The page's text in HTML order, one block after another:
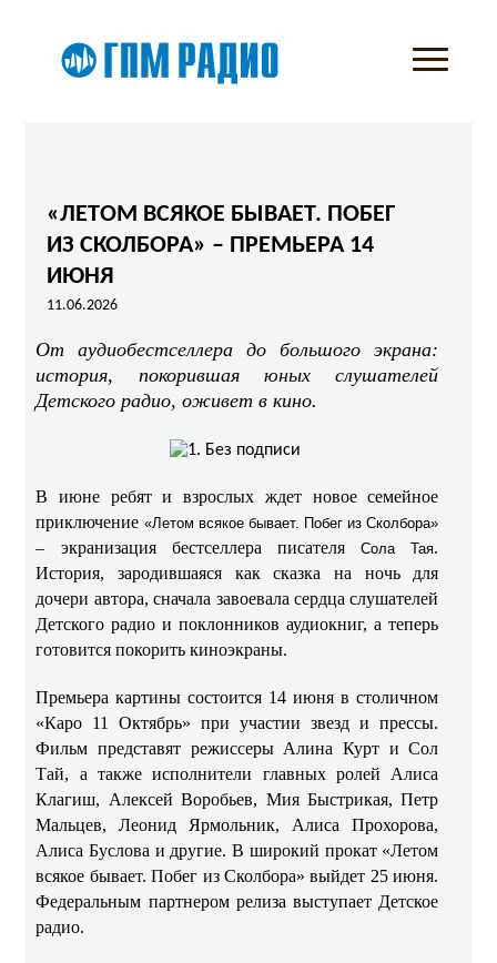
«ЛЕТОМ ВСЯКОЕ БЫВАЕТ. ПОБЕГ
ИЗ СКОЛБОРА» – ПРЕМЬЕРА 14
ИЮНЯ
11.06.2026
От аудиобестселлера до большого экрана:
история, покорившая юных слушателей
Детского радио, оживет в кино.
В июне ребят и взрослых ждет новое семейное
приключение «Летом всякое бывает. Побег из Сколбора»
– экранизация бестселлера писателяСола Тая.
История, зародившаяся как сказка на ночь для
дочери автора, сначала завоевала сердца слушателей
Детского радио и поклонников аудиокниг, а теперь
готовится покорить киноэкраны.
Премьера картины состоится 14 июня в столичном
«Каро 11 Октябрь» при участии звезд и прессы.
Фильм представят режиссеры Алина Курт и Сол
Тай, а также исполнители главных ролей Алиса
Клагиш, Алексей Воробьев, Мия Быстрикая, Петр
Мальцев, Леонид Ярмольник, Алиса Прохорова,
Алиса Буслова и другие. В широкий прокат «Летом
всякое бывает. Побег из Сколбора» выйдет 25 июня.
Федеральным партнером релиза выступает Детское
радио.